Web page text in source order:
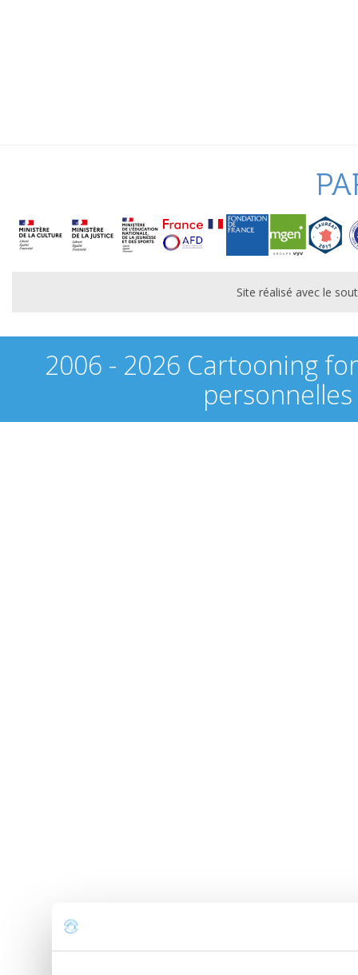
Site réalisé avec le
2006 - 2026 Cartooning
personnelles